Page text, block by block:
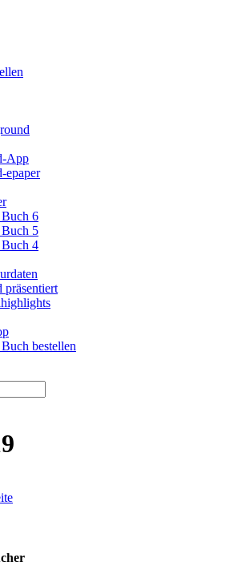
App
epaper
6
5
4
präsentiert
bestellen